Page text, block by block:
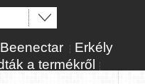
Erkély
a termékről